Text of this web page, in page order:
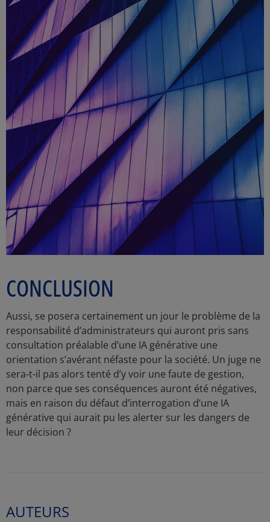
CONCLUSION
Aussi, se posera certainement un jour le problème de la
responsabilité d’administrateurs qui auront pris sans
consultation préalable d’une IA générative une
orientation s’avérant néfaste pour la société. Un juge ne
sera-t-il pas alors tenté d’y voir une faute de gestion,
non parce que ses conséquences auront été négatives,
mais en raison du défaut d’interrogation d’une IA
générative qui aurait pu les alerter sur les dangers de
leur décision ?
AUTEURS